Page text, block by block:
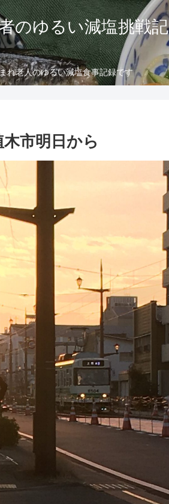
のゆるい減塩挑戦記
れ老人のゆるい減塩食事記録です
市明日から